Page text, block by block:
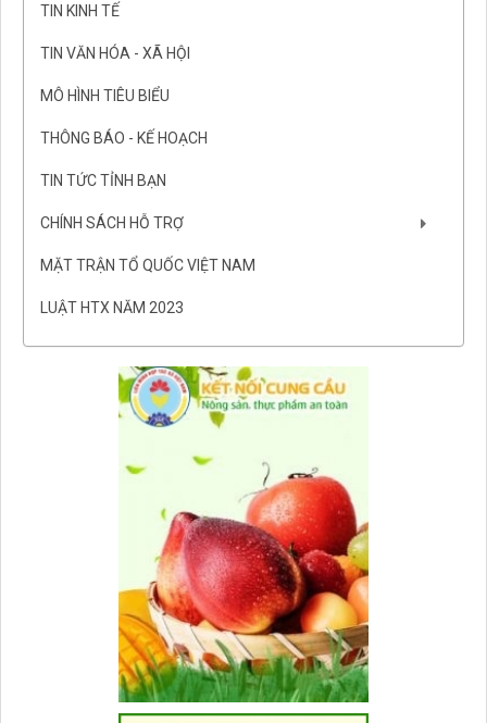
TIN KINH TẾ
TIN VĂN HÓA - XÃ HỘI
MÔ HÌNH TIÊU BIỂU
THÔNG BÁO - KẾ HOẠCH
TIN TỨC TỈNH BẠN
CHÍNH SÁCH HỖ TRỢ
MẶT TRẬN TỔ QUỐC VIỆT NAM
LUẬT HTX NĂM 2023